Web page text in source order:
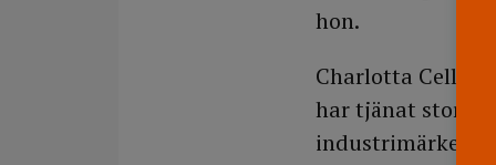
hon.
Charlotta
har tjänat stort
industrimärket